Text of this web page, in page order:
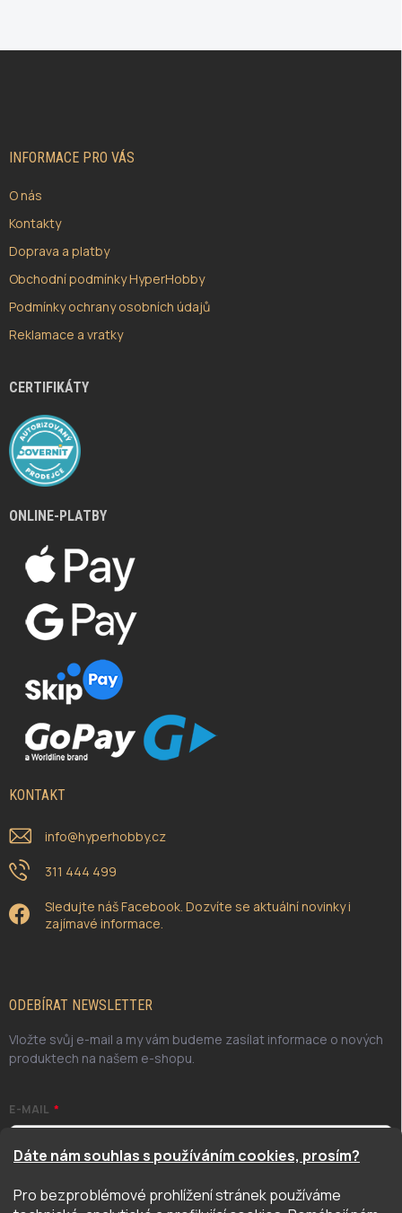
Dáte nám souhlas s používáním cookies, prosím?
Pro bezproblémové prohlížení stránek používáme
INFORMACE PRO VÁS
O nás
Kontakty
Doprava a platby
Obchodní podmínky HyperHobby
Podmínky ochrany osobních údajů
Reklamace a vratky
CERTIFIKÁTY
ONLINE-PLATBY
KONTAKT
info@hyperhobby.cz
311 444 499
Sledujte náš Facebook. Dozvíte se aktuální novinky i
zajímavé informace.
ODEBÍRAT NEWSLETTER
Vložte svůj e-mail a my vám budeme zasílat informace o nových
produktech na našem e-shopu.
E-MAIL
Odesláním potvrzuji, že jsem se seznámil/a se zásadami